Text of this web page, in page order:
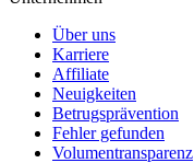
Über uns
Karriere
Affiliate
Neuigkeiten
Betrugsprävention
Fehler gefunden
Volumentransparenz